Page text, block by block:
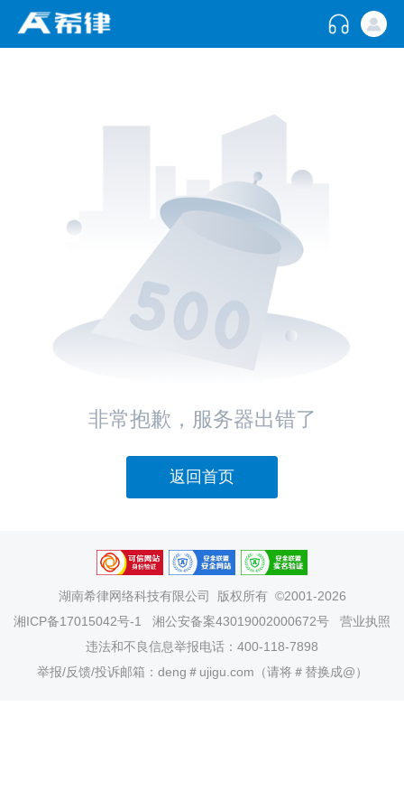
非常抱歉，服务器出错了
返回首页
湖南希律网络科技有限公司
版权所有 ©2001-2026
湘ICP备17015042号-1
湘公安备案43019002000672号
营业执照
违法和不良信息举报电话：400-118-7898
举报/反馈/投诉邮箱：deng＃ujigu.com（请将＃替换成@）